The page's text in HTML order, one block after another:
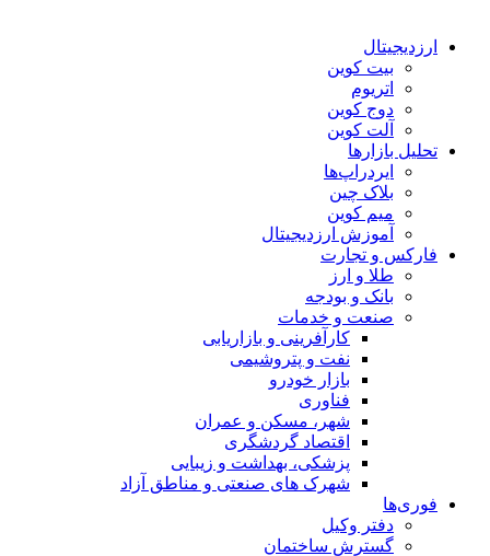
ارزدیجیتال
بیت کوین
اتریوم
دوج کوین
آلت کوین
تحلیل بازارها
ایردراپ‌ها
بلاک چین
میم کوین‌
آموزش ارزدیجیتال
فارکس و تجارت
طلا و ارز
بانک و بودجه
صنعت و خدمات
کارآفرینی و بازاریابی
نفت و پتروشیمی
بازار خودرو
فناوری
شهر، مسکن و عمران
اقتصاد گردشگری
پزشکی، بهداشت و زیبایی
شهرک های صنعتی و مناطق آزاد
فوری‌ها
دفتر وکیل
گسترش ساختمان